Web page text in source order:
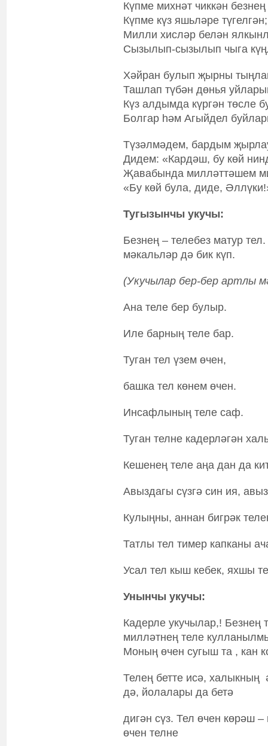
Күпме михнәт чиккән
Күпме күз яшьләре түгелгән;
Милли хисләр белән
Сызылып-сызылып чыга
Хәйран булып җырны
Ташлап түбән дөнья
Күз алдымда күргән төсле
Болгар һәм Агыйдел
Түзәлмәдем, бардым
Дидем: «Кардәш, бу көй
Җавабында милләттәшем
«Бу көй була, диде,
Тугызынчы укучы:
Безнең – телебез матур
мәкальләр дә бик күп.
(Укучылар бер-бер артлы
Ана теле бер булыр.
Иле барның теле бар.
Туган тел үзем өчен,
башка тел көнем өчен.
Инсафлының теле саф.
Туган телне кадерләгән
Кешенең теле аңа дан да
Авыздагы сүзгә син ия,
Кулыңны, аннан бигрәк
Татлы тел тимер капканы
Усал тел кыш кебек, яхшы
Унынчы укучы:
Кадерле укучылар,! Безнең
милләтнең теле
Моның өчен сугыш та , кан
Телең бетте исә, халыкның
дә, йолалары да бетә
дигән сүз. Тел өчен көрәш
өчен телне